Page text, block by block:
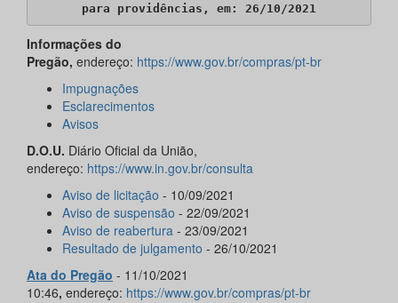
para providências, em: 26/10/2021
Informações do
Pregão, endereço: https://www.gov.br/compras/pt-br
Impugnações
Esclarecimentos
Avisos
D.O.U. Diário Oficial da União,
endereço: https://www.in.gov.br/consulta
Aviso de licitação - 10/09/2021
Aviso de suspensão - 22/09/2021
Aviso de reabertura - 23/09/2021
Resultado de julgamento - 26/10/2021
Ata do Pregão - 11/10/2021
10:46, endereço: https://www.gov.br/compras/pt-br